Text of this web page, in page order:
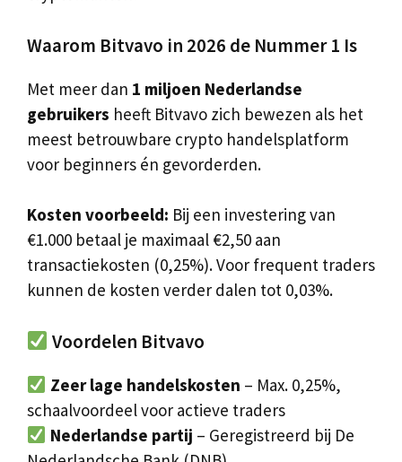
Waarom Bitvavo in 2026 de Nummer 1 Is
Met meer dan 1 miljoen Nederlandse
gebruikers heeft Bitvavo zich bewezen als het
meest betrouwbare crypto handelsplatform
voor beginners én gevorderden.
Kosten voorbeeld: Bij een investering van
€1.000 betaal je maximaal €2,50 aan
transactiekosten (0,25%). Voor frequent traders
kunnen de kosten verder dalen tot 0,03%.
Voordelen Bitvavo
Zeer lage handelskosten – Max. 0,25%,
schaalvoordeel voor actieve traders
Nederlandse partij – Geregistreerd bij De